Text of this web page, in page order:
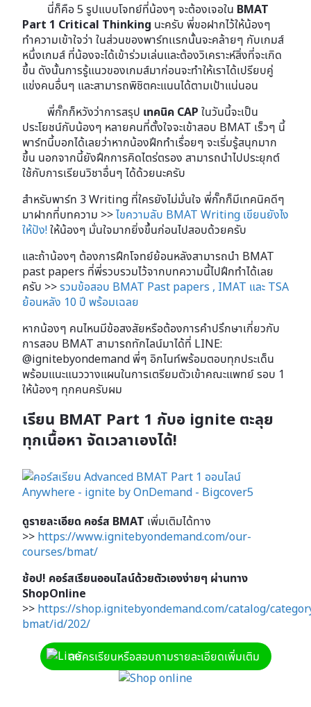
นี่ก็คือ 5 รูปแบบโจทย์ที่น้องๆ จะต้องเจอใน BMAT
Part 1 Critical Thinking นะครับ พี่ขอฝากไว้ให้น้องๆ
ทำความเข้าใจว่า ในส่วนของพาร์ทเเรกนั้นจะคล้ายๆ กับเกมส์
หนึ่งเกมส์ ที่น้องจะได้เข้าร่วมเล่นและต้องวิเคราะห์สิ่งที่จะเกิด
ขึ้น ดังนั้นการรู้แนวของเกมส์มาก่อนจะทำให้เราได้เปรียบคู่
แข่งคนอื่นๆ และสามารถพิชิตคะแนนได้ตามเป้าแน่นอน
พี่กั๊กก็หวังว่าการสรุป เทคนิค CAP ในวันนี้จะเป็น
ประโยชน์กับน้องๆ หลายคนที่ตั้งใจจะเข้าสอบ BMAT เร็วๆ นี้
พาร์ทนี้บอกได้เลยว่าหากน้องฝึกทำเรื่อยๆ จะเริ่มรู้สนุกมาก
ขึ้น นอกจากนี้ยังฝึกการคิดไตร่ตรอง สามารถนำไปประยุกต์
ใช้กับการเรียนวิชาอื่นๆ ได้ด้วยนะครับ
สำหรับพาร์ท 3 Writing ที่ใครยังไม่มั่นใจ พี่กั๊กก็มีเทคนิคดีๆ
มาฝากที่บทความ >>ไขความลับ BMAT Writing เขียนยังไง
ให้ปัง!ให้น้องๆ มั่นใจมากยิ่งขึ้นก่อนไปสอบด้วยครับ
และถ้าน้องๆ ต้องการฝึกโจทย์ย้อนหลังสามารถนำ BMAT
past papers ที่พี่รวบรวมไว้จากบทความนี้ไปฝึกทำได้เลย
ครับ >>รวมข้อสอบ BMAT Past papers , IMAT และ TSA
ย้อนหลัง 10 ปี พร้อมเฉลย
หากน้องๆ คนไหนมีข้อสงสัยหรือต้องการคำปรึกษาเกี่ยวกับ
การสอบ BMAT สามารถทักไลน์มาได้ที่ LINE:
@ignitebyondemand พี่ๆ อิกไนท์พร้อมตอบทุกประเด็น
พร้อมแนะแนววางแผนในการเตรียมตัวเข้าคณะแพทย์ รอบ 1
ให้น้องๆ ทุกคนครับผม
เรียน BMAT Part 1 กับอ ignite ตะลุย
ทุกเนื้อหา จัดเวลาเองได้!
ดูรายละเอียด คอร์ส BMAT เพิ่มเติมได้ทาง
>> https://www.ignitebyondemand.com/our-
courses/bmat/
ช้อป! คอร์สเรียนออนไลน์ด้วยตัวเองง่ายๆ ผ่านทาง
ShopOnline
>> https://shop.ignitebyondemand.com/catalog/
bmat/id/202/
สมัครเรียนหรือสอบถามรายละเอียดเพิ่มเติม